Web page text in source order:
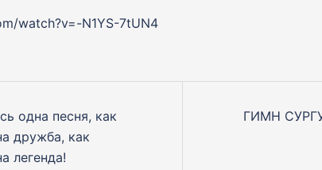
watch?v=-N1YS-7tUN4
одна песня, как
дружба, как
легенда!
ГИМН